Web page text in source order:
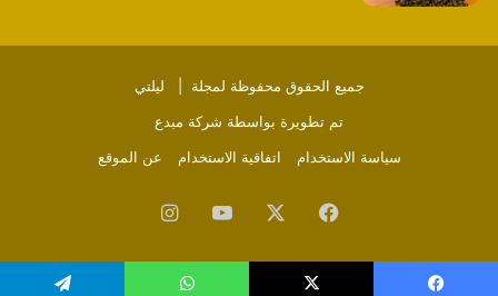
جميع الحقوق محفوظة لمجلة | ليلتي
تم تطويرة بواسطة شركة مبدع
سياسة الاستخدام
اتفاقية الاستخدام عن الموقع
فيسبوك ‫YouTubeانستقرام